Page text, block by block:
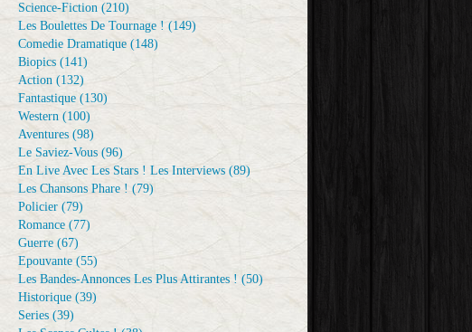
Science-Fiction (210)
Les Boulettes De Tournage ! (149)
Comedie Dramatique (148)
Biopics (141)
Action (132)
Fantastique (130)
Western (100)
Aventures (98)
Le Saviez-Vous (96)
En Live Avec Les Stars ! Les Interviews (89)
Les Chansons Phare ! (79)
Policier (79)
Romance (77)
Guerre (67)
Epouvante (55)
Les Bandes-Annonces Les Plus Attirantes ! (50)
Historique (39)
Series (39)